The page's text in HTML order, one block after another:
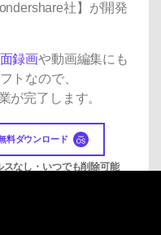
社】が開発
録画や動画編集にも
トなので、
が完了します。
料ダウンロード